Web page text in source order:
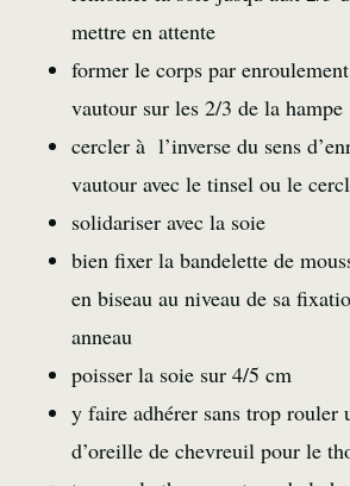
mettre en attente
former le corps par
vautour sur les 2/3 de la hampe
cercler à l’inverse du sens
vautour avec le tinsel ou le
solidariser avec la soie
bien fixer la bandelette de
en biseau au niveau de sa
anneau
poisser la soie sur 4/5 cm
y faire adhérer sans trop rouler
d’oreille de chevreuil pour le